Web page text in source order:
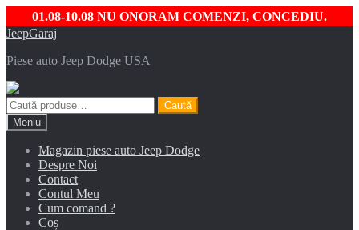
01.08-10.08 NU ONORAM COMENZI, CONCEDIU.
Sari
navigare
Sari
conținut
JeepGaraj
Piese auto Jeep Dodge USA
Caută
după:
Caută
Meniu
Magazin piese auto Jeep Dodge
Despre Noi
Contact
Contul Meu
Cum comand ?
Coș